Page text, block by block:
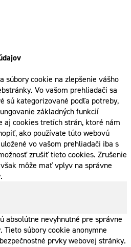
súbory cookie na zlepšenie vášho
Vo vašom prehliadači sa
sú kategorizované podľa potreby,
základných funkcií
aj cookies tretích strán, ktoré nám
ako používate túto webovú
vo vašom prehliadači iba s
zrušiť tieto cookies. Zrušenie
môže mať vplyv na správne
absolútne nevyhnutné pre správne
súbory cookie anonymne
prvky webovej stránky.